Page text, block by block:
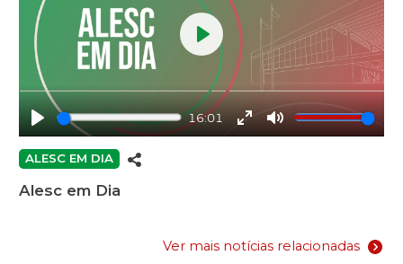
Play
16:01
EnterMute
Play
ALESC EM DIA
Alesc em Dia
Ver mais notícias relacionadas